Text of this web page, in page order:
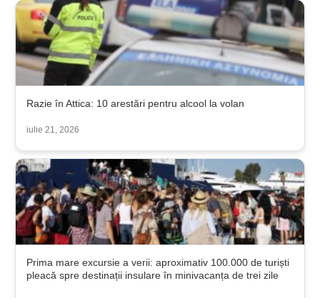
Razie în Attica: 10 arestări pentru alcool la volan
iulie 21, 2026
Prima mare excursie a verii: aproximativ 100.000 de turiști
pleacă spre destinații insulare în minivacanța de trei zile